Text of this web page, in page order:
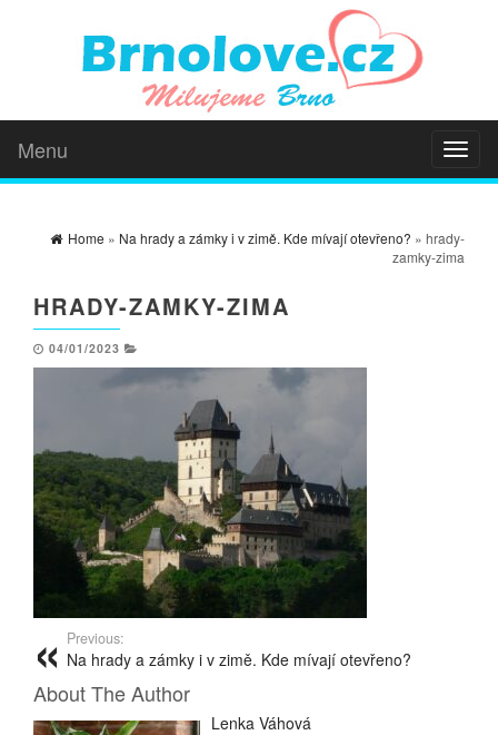
Menu
Home » Na hrady a zámky i v zimě. Kde mívají otevřeno? » hrady-
zamky-zima
HRADY-ZAMKY-ZIMA
04/01/2023
Previous:
Na hrady a zámky i v zimě. Kde mívají otevřeno?
About The Author
Lenka Váhová